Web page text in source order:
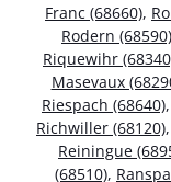
Franc (68660),
Rodern (68590)
Riquewihr
Masevaux
Riespach (68640),
Richwiller (68120),
Reiningue
(68510),